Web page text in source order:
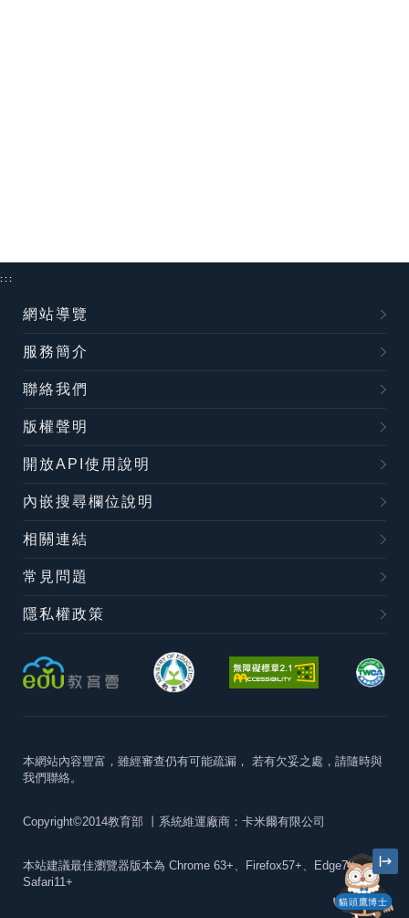
貓頭鷹博士
:::
網站導覽
服務簡介
聯絡我們
版權聲明
開放API使用說明
內嵌搜尋欄位說明
相關連結
常見問題
隱私權政策
本網站內容豐富，雖經審查仍有可能疏漏， 若有欠妥之處，請隨時與
我們聯絡。
Copyright©2014教育部 丨系統維運廠商：卡米爾有限公司
本站建議最佳瀏覽器版本為 Chrome 63+、Firefox57+、Edge79+及
Safari11+